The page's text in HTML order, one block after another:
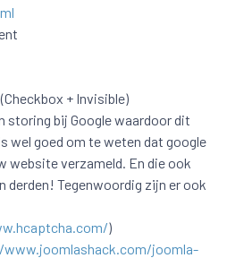
+ Invisible)
storing bij Google waardoor dit
wel goed om te weten dat google
website verzameld. En die ook
derden! Tegenwoordig zijn er ook
)
joomla-